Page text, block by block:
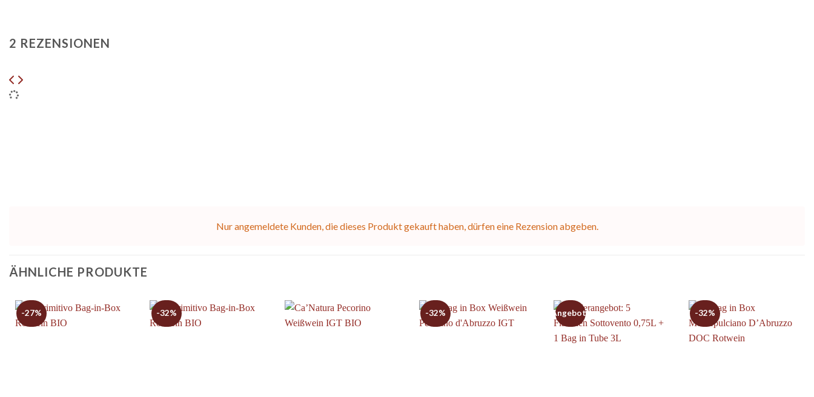
2 REZENSIONEN
Nur angemeldete Kunden, die dieses Produkt gekauft haben, dürfen eine Rezension abgeben.
ÄHNLICHE PRODUKTE
-27% -32% -32% Angebot! -32%